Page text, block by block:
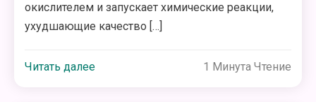
окислителем и запускает химические реакции,
ухудшающие качество […]
Читать далее 1 Минута Чтение